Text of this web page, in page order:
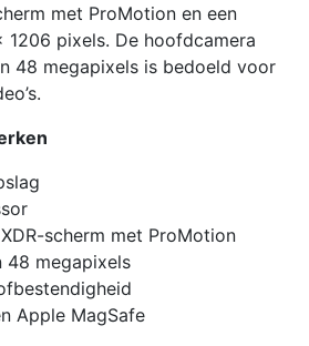
met ProMotion en een
pixels. De hoofdcamera
48 megapixels is bedoeld voor
scherm met ProMotion
48 megapixels
Apple MagSafe